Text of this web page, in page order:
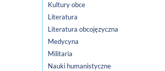
Kultury obce
Literatura
Literatura obcojęzyczna
Medycyna
Militaria
Nauki humanistyczne